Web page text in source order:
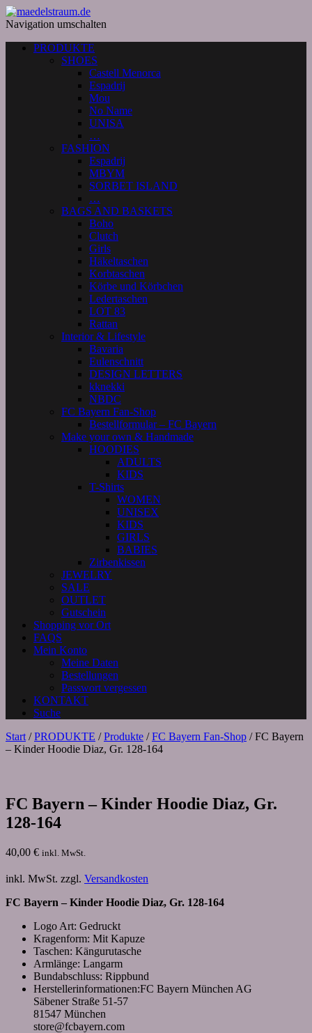
Navigation umschalten
PRODUKTE
SHOES
Castell Menorca
Espadrij
Mou
No Name
UNISA
…
FASHION
Espadrij
MBYM
SORBET ISLAND
…
BAGS AND BASKETS
Boho
Clutch
Girls
Häkeltaschen
Korbtaschen
Körbe und Körbchen
Ledertaschen
LOT 83
Rattan
Interior & Lifestyle
Bavaria
Eulenschnitt
DESIGN LETTERS
kknekki
NBDC
FC Bayern Fan-Shop
Bestellformular – FC Bayern
Make your own & Handmade
HOODIES
ADULTS
KIDS
T-Shirts
WOMEN
UNISEX
KIDS
GIRLS
BABIES
Zirbenkissen
JEWELRY
SALE
OUTLET
Gutschein
Shopping vor Ort
FAQS
Mein Konto
Meine Daten
Bestellungen
Passwort vergessen
KONTAKT
Suche
Start /PRODUKTE /Produkte /FC Bayern Fan-Shop / FC Bayern
– Kinder Hoodie Diaz, Gr. 128-164
FC Bayern – Kinder Hoodie Diaz, Gr.
128-164
40,00 € inkl. MwSt.
inkl. MwSt. zzgl. Versandkosten
FC Bayern – Kinder Hoodie Diaz, Gr. 128-164
Logo Art: Gedruckt
Kragenform: Mit Kapuze
Taschen: Kängurutasche
Armlänge: Langarm
Bundabschluss: Rippbund
Herstellerinformationen:FC Bayern München AG
Säbener Straße 51-57
81547 München
store@fcbayern.com